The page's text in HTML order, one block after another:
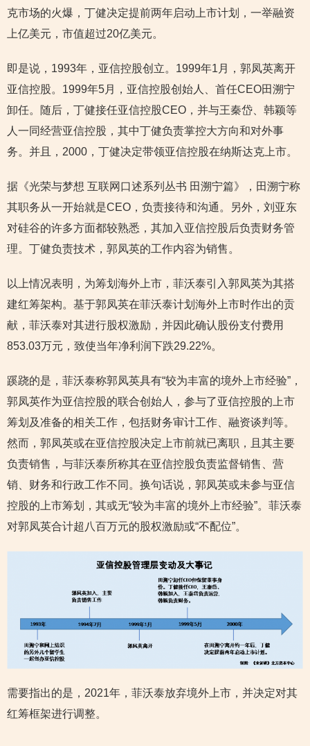
克市场的火爆，丁健决定提前两年启动上市计划，一举融资
上亿美元，市值超过20亿美元。
即是说，1993年，亚信控股创立。1999年1月，郭凤英离开
亚信控股。1999年5月，亚信控股创始人、首任CEO田溯宁
卸任。随后，丁健接任亚信控股CEO，并与王秦岱、韩颖等
人一同经营亚信控股，其中丁健负责掌控大方向和对外事
务。并且，2000，丁健决定带领亚信控股在纳斯达克上市。
据《光荣与梦想 互联网口述系列丛书 田溯宁篇》，田溯宁称
其职务从一开始就是CEO，负责接待和沟通。另外，刘亚东
对硅谷的许多方面都较熟悉，其加入亚信控股后负责财务管
理。丁健负责技术，郭凤英的工作内容为销售。
以上情况表明，为筹划海外上市，菲沃泰引入郭凤英为其搭
建红筹架构。基于郭凤英在菲沃泰计划海外上市时作出的贡
献，菲沃泰对其进行股权激励，并因此确认股份支付费用
853.03万元，致使当年净利润下跌29.22%。
蹊跷的是，菲沃泰称郭凤英具有“较为丰富的境外上市经验”，
郭凤英作为亚信控股的联合创始人，参与了亚信控股的上市
筹划及准备的相关工作，包括财务审计工作、融资谈判等。
然而，郭凤英或在亚信控股决定上市前就已离职，且其主要
负责销售，与菲沃泰所称其在亚信控股负责监督销售、营
销、财务和行政工作不同。换句话说，郭凤英或未参与亚信
控股的上市筹划，其或无“较为丰富的境外上市经验”。菲沃泰
对郭凤英合计超八百万元的股权激励或“不配位”。
需要指出的是，2021年，菲沃泰放弃境外上市，并决定对其
红筹框架进行调整。